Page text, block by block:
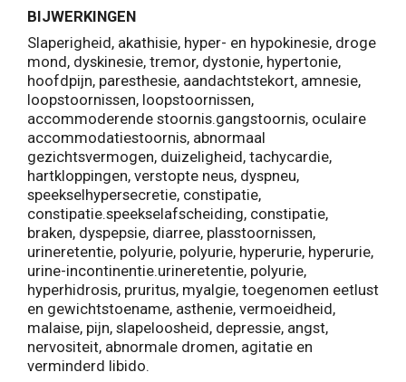
BIJWERKINGEN
Slaperigheid, akathisie, hyper- en hypokinesie, droge
mond, dyskinesie, tremor, dystonie, hypertonie,
hoofdpijn, paresthesie, aandachtstekort, amnesie,
loopstoornissen, loopstoornissen,
accommoderende stoornis.gangstoornis, oculaire
accommodatiestoornis, abnormaal
gezichtsvermogen, duizeligheid, tachycardie,
hartkloppingen, verstopte neus, dyspneu,
speekselhypersecretie, constipatie,
constipatie.speekselafscheiding, constipatie,
braken, dyspepsie, diarree, plasstoornissen,
urineretentie, polyurie, polyurie, hyperurie, hyperurie,
urine-incontinentie.urineretentie, polyurie,
hyperhidrosis, pruritus, myalgie, toegenomen eetlust
en gewichtstoename, asthenie, vermoeidheid,
malaise, pijn, slapeloosheid, depressie, angst,
nervositeit, abnormale dromen, agitatie en
verminderd libido.